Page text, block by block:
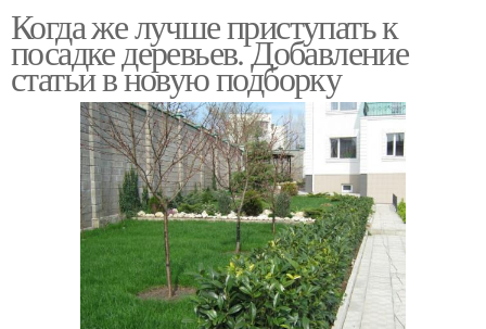
Когда же лучше приступать к
посадке деревьев. Добавление
статьи в новую подборку